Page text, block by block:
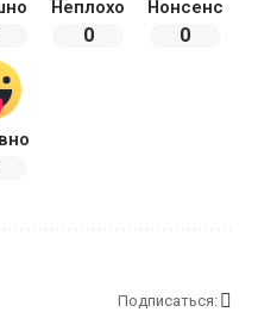
Неплохо
0
Нонсенс
0
Подписаться: